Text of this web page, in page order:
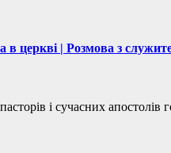
в церкві | Розмова з
і сучасних